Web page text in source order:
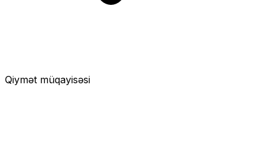
Qiymət müqayisəsi